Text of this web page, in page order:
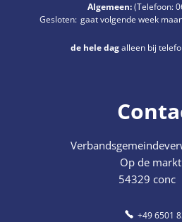
Algemeen:(Telefoon:
Klik om extra openings- of
Gesloten: gaat volgende week
de hele dagalleen bij
Op de
54329 conc
+49 6501